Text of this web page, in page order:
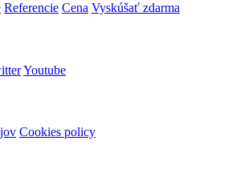
Referencie Cena Vyskúšať zdarma
Youtube
Cookies policy